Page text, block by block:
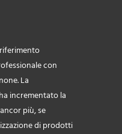
con
La
incrementato la
più, se
di prodotti